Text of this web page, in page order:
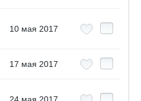
10 мая 2017
17 мая 2017
24 мая 2017